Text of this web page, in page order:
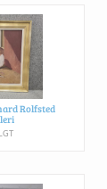
Rolfsted